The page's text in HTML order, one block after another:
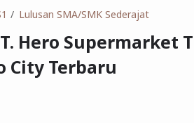
Lulusan SMA/SMK Sederajat
Hero Supermarket
City Terbaru